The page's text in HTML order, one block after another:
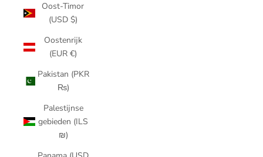
Oost-Timor
(USD $)
Oostenrijk
(EUR €)
Pakistan (PKR
₨)
Palestijnse
gebieden (ILS
₪)